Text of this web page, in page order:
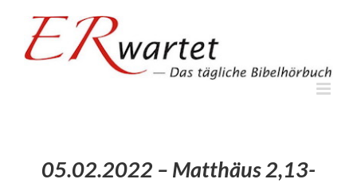
springen
05.02.2022 – Matthäus 2,13-